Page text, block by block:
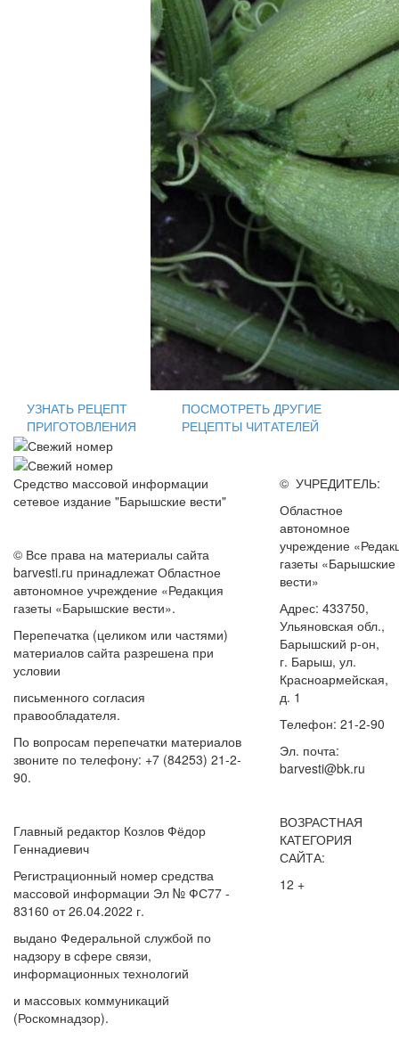
УЗНАТЬ РЕЦЕПТ
ПРИГОТОВЛЕНИЯ
ПОСМОТРЕТЬ ДРУГИЕ
РЕЦЕПТЫ ЧИТАТЕЛЕЙ
Средство массовой информации
сетевое издание "Барышские вести"
© Все права на материалы сайта
barvesti.ru принадлежат Областное
автономное учреждение «Редакция
газеты «Барышские вести».
Перепечатка (целиком или частями)
материалов сайта разрешена при
условии
письменного согласия
правообладателя.
По вопросам перепечатки материалов
звоните по телефону: +7 (84253) 21-2-
90.
Главный редактор Козлов Фёдор
Геннадиевич
Регистрационный номер средства
массовой информации Эл № ФС77 -
83160 от 26.04.2022 г.
выдано Федеральной службой по
надзору в сфере связи,
информационных технологий
и массовых коммуникаций
(Роскомнадзор).
© УЧРЕДИТЕЛЬ:
Областное
автономное
учреждение
газеты «Барышские
вести»
Адрес: 433750,
Ульяновская обл.,
Барышский р-он,
г. Барыш, ул.
Красноармейская,
д. 1
Телефон: 21-2-90
Эл. почта:
barvesti@bk.ru
ВОЗРАСТНАЯ
КАТЕГОРИЯ
САЙТА:
12 +